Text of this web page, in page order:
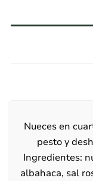
Nueces en
pesto y
Ingredientes:
albahaca, sal